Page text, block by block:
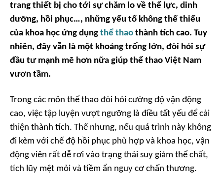
trang thiết bị cho tới sự chăm lo về thể lực, dinh
dưỡng, hồi phục…, những yếu tố không thể thiếu
của khoa học ứng dụng thể thao thành tích cao. Tuy
nhiên, đây vẫn là một khoảng trống lớn, đòi hỏi sự
đầu tư mạnh mẽ hơn nữa giúp thể thao Việt Nam
vươn tầm.
Trong các môn thể thao đòi hỏi cường độ vận động
cao, việc tập luyện vượt ngưỡng là điều tất yếu để cải
thiện thành tích. Thế nhưng, nếu quá trình này không
đi kèm với chế độ hồi phục phù hợp và khoa học, vận
động viên rất dễ rơi vào trạng thái suy giảm thể chất,
tích lũy mệt mỏi và tiềm ẩn nguy cơ chấn thương.